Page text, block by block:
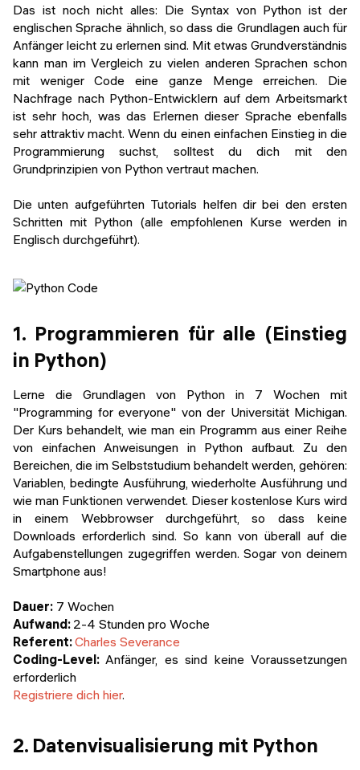
Das ist noch nicht alles: Die Syntax von Python ist der
englischen Sprache ähnlich, so dass die Grundlagen auch für
Anfänger leicht zu erlernen sind. Mit etwas Grundverständnis
kann man im Vergleich zu vielen anderen Sprachen schon
mit weniger Code eine ganze Menge erreichen. Die
Nachfrage nach Python-Entwicklern auf dem Arbeitsmarkt
ist sehr hoch, was das Erlernen dieser Sprache ebenfalls
sehr attraktiv macht. Wenn du einen einfachen Einstieg in die
Programmierung suchst, solltest du dich mit den
Grundprinzipien von Python vertraut machen.
Die unten aufgeführten Tutorials helfen dir bei den ersten
Schritten mit Python (alle empfohlenen Kurse werden in
Englisch durchgeführt).
1. Programmieren für alle (Einstieg
in Python)
Lerne die Grundlagen von Python in 7 Wochen mit
"Programming for everyone" von der Universität Michigan.
Der Kurs behandelt, wie man ein Programm aus einer Reihe
von einfachen Anweisungen in Python aufbaut. Zu den
Bereichen, die im Selbststudium behandelt werden, gehören:
Variablen, bedingte Ausführung, wiederholte Ausführung und
wie man Funktionen verwendet. Dieser kostenlose Kurs wird
in einem Webbrowser durchgeführt, so dass keine
Downloads erforderlich sind. So kann von überall auf die
Aufgabenstellungen zugegriffen werden. Sogar von deinem
Smartphone aus!
Dauer: 7 Wochen
Aufwand: 2-4 Stunden pro Woche
Referent:Charles Severance
Coding-Level:Anfänger, es sind keine Voraussetzungen
erforderlich
Registriere dich hier.
2. Datenvisualisierung mit Python